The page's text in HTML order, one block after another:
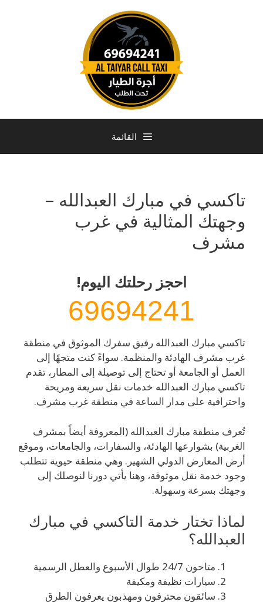
القائمة
تاكسي في مبارك العبدالله –
وجهتك المثالية في غرب
مشرف
احجز رحلتك اليوم!
69694241
تاكسي مبارك العبدالله رفيق سفرك الموثوق في منطقة
غرب مشرف الهادئة والمنظمة. سواءً كنت متجهًا إلى
العمل أو الجامعة أو تحتاج إلى توصيلة إلى المطار، تقدم
تاكسي مبارك العبدالله خدمات نقل سريعة ومريحة
واحترافية على مدار الساعة في منطقة غرب مشرف.
تُعرف منطقة مبارك العبدالله (المعروفة أيضاً بمشرف
الغربية) بشوارعها الهادئة، والسفارات، والجامعات، وموقع
أرض المعارض الدولي الشهير. وهي منطقة حيوية تتطلب
وجود خدمة نقل موثوقة، وهنا يأتي دورنا لنوصلك إلى
وجهتك بسرعة وسهولة.
لماذا تختار خدمة التاكسي في مبارك
العبدالله؟
متاحون 24/7 طوال الأسبوع والعطل الرسمية
سيارات نظيفة ومكيفة
سائقون محترفون ومهذبون يعرفون الطرق